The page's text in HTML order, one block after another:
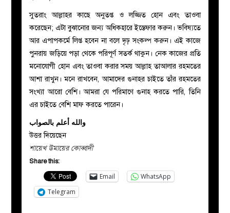
সুতরাং আল্লাহর কাছে অনুতপ্ত ও লজ্জিত হোন এবং তাওবা
করেছেন; এটা বুঝানোর জন্য অধিকহারে ইস্তেফার করুন। ভবিষ্যতে
আর এপাপকর্মে লিপ্ত হবেন না বলে দৃঢ় সংকল্প করুন। এই কাজে
পুনরায় জড়িয়ে পড়া থেকে পরিপূর্ণ সতর্ক থাকুন। নেক কাজের প্রতি
মনোযোগী হোন এবং তাওবা করার সময় আল্লাহ তাআলার রহমতের
আশা রাখুন। মনে রাখবেন, আমাদের গুনাহর চাইতে তাঁর রহমতের
সংখ্যা আরো বেশি। আমরা যে পরিমাণে গুনাহ করতে পারি, তিনি
এর চাইতে বেশি মাফ করতে পারেন।
والله أعلم بالصواب
উত্তর দিয়েছেন
শায়েখ উমায়ের কোব্বাদী
Share this:
Email
WhatsApp
Telegram